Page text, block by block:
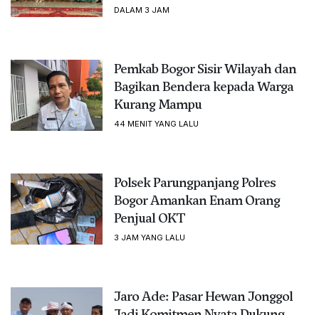
DALAM 3 JAM
Pemkab Bogor Sisir Wilayah dan
Bagikan Bendera kepada Warga
Kurang Mampu
44 MENIT YANG LALU
Polsek Parungpanjang Polres
Bogor Amankan Enam Orang
Penjual OKT
3 JAM YANG LALU
Jaro Ade: Pasar Hewan Jonggol